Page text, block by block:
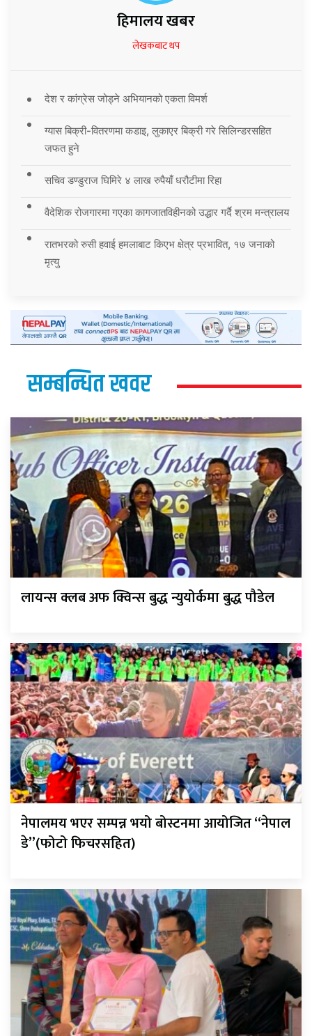
हिमालय खबर
लेखकबाट थप
देश र कांग्रेस जोड्ने अभियानको एकता विमर्श
ग्यास बिक्री-वितरणमा कडाइ, लुकाएर बिक्री गरे सिलिन्डरसहित
जफत हुने
सचिव डण्डुराज घिमिरे ४ लाख रुपैयाँ धरौटीमा रिहा
वैदेशिक रोजगारमा गएका कागजातविहीनको उद्धार गर्दै श्रम मन्त्रालय
रातभरको रुसी हवाई हमलाबाट किएभ क्षेत्र प्रभावित, १७ जनाको
मृत्यु
सम्बन्धित खवर
लायन्स क्लब अफ क्विन्स बुद्ध न्युयोर्कमा बुद्ध पौडेल
नेपालमय भएर सम्पन्न भयो बोस्टनमा आयोजित “नेपाल
डे”(फोटो फिचरसहित)